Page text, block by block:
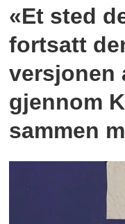
«Et sted
fortsatt
versjonen
gjennom
sammen